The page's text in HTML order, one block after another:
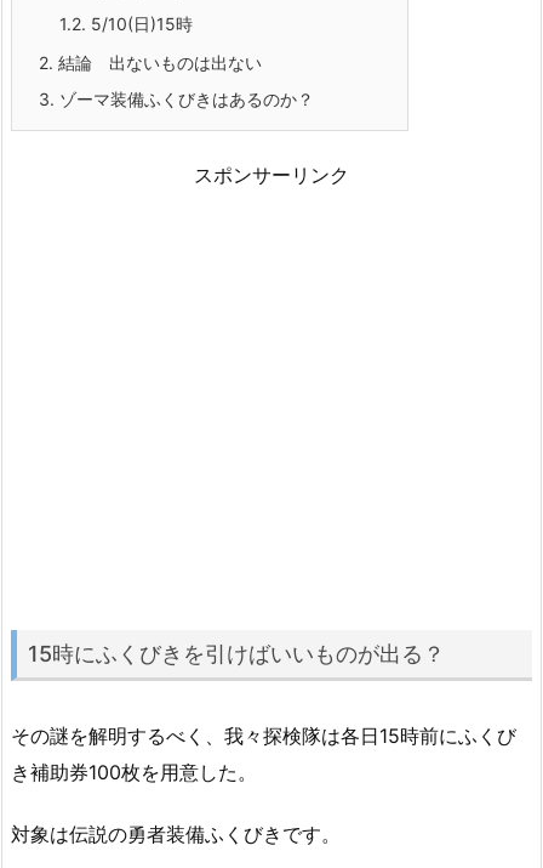
1.2. 5/10(日)15時
2. 結論 出ないものは出ない
3. ゾーマ装備ふくびきはあるのか？
スポンサーリンク
15時にふくびきを引けばいいものが出る？
その謎を解明するべく、我々探検隊は各日15時前にふくび
き補助券100枚を用意した。
対象は伝説の勇者装備ふくびきです。